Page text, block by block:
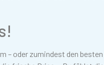
– oder zumindest den